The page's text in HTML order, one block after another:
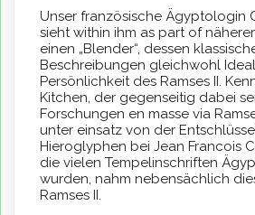
Unser französische Ägyptologin
sieht within ihm as part of
einen „Blender“, dessen
Beschreibungen gleichwohl
Persönlichkeit des Ramses II.
Kitchen, der gegenseitig dabei
Forschungen en masse via
unter einsatz von der
Hieroglyphen bei Jean Francois
die vielen Tempelinschriften
wurden, nahm nebensächlich
Ramses II.